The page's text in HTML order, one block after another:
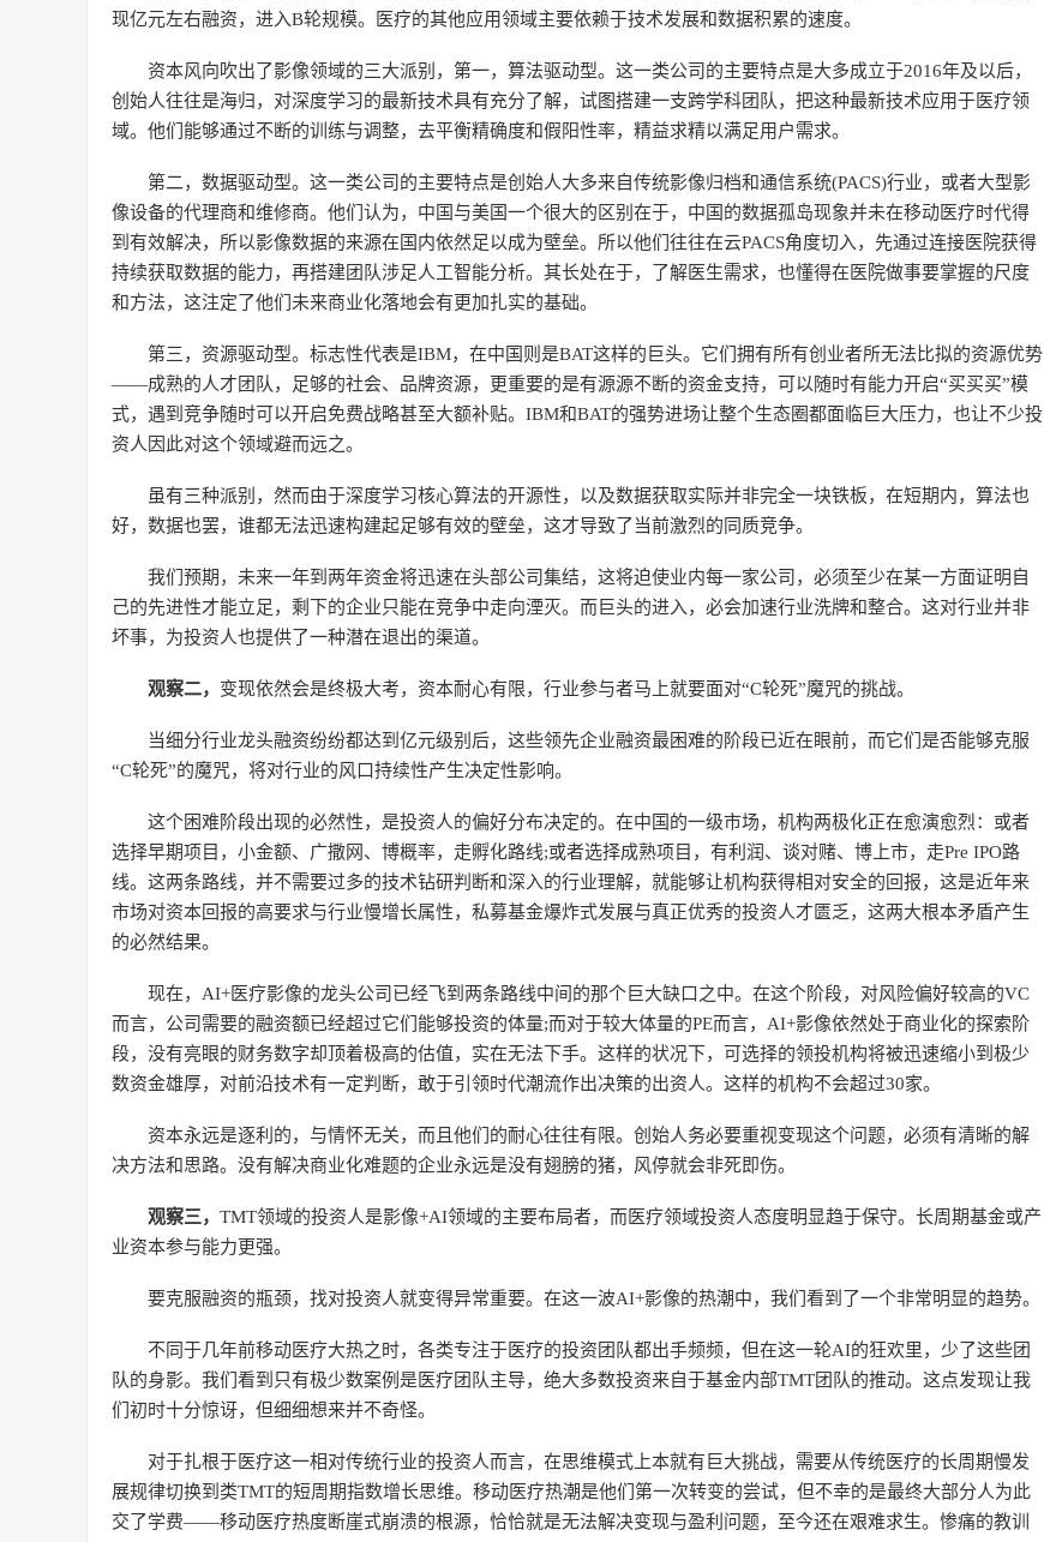
现亿元左右融资，进入B轮规模。医疗的其他应用领域主要依赖于技术发展和数据积累的速度。
资本风向吹出了影像领域的三大派别，第一，算法驱动型。这一类公司的主要特点是大多成立于2016年及以后，
创始人往往是海归，对深度学习的最新技术具有充分了解，试图搭建一支跨学科团队，把这种最新技术应用于医疗领
域。他们能够通过不断的训练与调整，去平衡精确度和假阳性率，精益求精以满足用户需求。
第二，数据驱动型。这一类公司的主要特点是创始人大多来自传统影像归档和通信系统(PACS)行业，或者大型影
像设备的代理商和维修商。他们认为，中国与美国一个很大的区别在于，中国的数据孤岛现象并未在移动医疗时代得
到有效解决，所以影像数据的来源在国内依然足以成为壁垒。所以他们往往在云PACS角度切入，先通过连接医院获得
持续获取数据的能力，再搭建团队涉足人工智能分析。其长处在于，了解医生需求，也懂得在医院做事要掌握的尺度
和方法，这注定了他们未来商业化落地会有更加扎实的基础。
第三，资源驱动型。标志性代表是IBM，在中国则是BAT这样的巨头。它们拥有所有创业者所无法比拟的资源优势
——成熟的人才团队，足够的社会、品牌资源，更重要的是有源源不断的资金支持，可以随时有能力开启“买买买”模
式，遇到竞争随时可以开启免费战略甚至大额补贴。IBM和BAT的强势进场让整个生态圈都面临巨大压力，也让不少投
资人因此对这个领域避而远之。
虽有三种派别，然而由于深度学习核心算法的开源性，以及数据获取实际并非完全一块铁板，在短期内，算法也
好，数据也罢，谁都无法迅速构建起足够有效的壁垒，这才导致了当前激烈的同质竞争。
我们预期，未来一年到两年资金将迅速在头部公司集结，这将迫使业内每一家公司，必须至少在某一方面证明自
己的先进性才能立足，剩下的企业只能在竞争中走向湮灭。而巨头的进入，必会加速行业洗牌和整合。这对行业并非
坏事，为投资人也提供了一种潜在退出的渠道。
观察二， 变现依然会是终极大考，资本耐心有限，行业参与者马上就要面对“C轮死”魔咒的挑战。
当细分行业龙头融资纷纷都达到亿元级别后，这些领先企业融资最困难的阶段已近在眼前，而它们是否能够克服
“C轮死”的魔咒，将对行业的风口持续性产生决定性影响。
这个困难阶段出现的必然性，是投资人的偏好分布决定的。在中国的一级市场，机构两极化正在愈演愈烈：或者
选择早期项目，小金额、广撒网、博概率，走孵化路线;或者选择成熟项目，有利润、谈对赌、博上市，走Pre IPO路
线。这两条路线，并不需要过多的技术钻研判断和深入的行业理解，就能够让机构获得相对安全的回报，这是近年来
市场对资本回报的高要求与行业慢增长属性，私募基金爆炸式发展与真正优秀的投资人才匮乏，这两大根本矛盾产生
的必然结果。
现在，AI+医疗影像的龙头公司已经飞到两条路线中间的那个巨大缺口之中。在这个阶段，对风险偏好较高的VC
而言，公司需要的融资额已经超过它们能够投资的体量;而对于较大体量的PE而言，AI+影像依然处于商业化的探索阶
段，没有亮眼的财务数字却顶着极高的估值，实在无法下手。这样的状况下，可选择的领投机构将被迅速缩小到极少
数资金雄厚，对前沿技术有一定判断，敢于引领时代潮流作出决策的出资人。这样的机构不会超过30家。
资本永远是逐利的，与情怀无关，而且他们的耐心往往有限。创始人务必要重视变现这个问题，必须有清晰的解
决方法和思路。没有解决商业化难题的企业永远是没有翅膀的猪，风停就会非死即伤。
观察三， TMT领域的投资人是影像+AI领域的主要布局者，而医疗领域投资人态度明显趋于保守。长周期基金或产
业资本参与能力更强。
要克服融资的瓶颈，找对投资人就变得异常重要。在这一波AI+影像的热潮中，我们看到了一个非常明显的趋势。
不同于几年前移动医疗大热之时，各类专注于医疗的投资团队都出手频频，但在这一轮AI的狂欢里，少了这些团
队的身影。我们看到只有极少数案例是医疗团队主导，绝大多数投资来自于基金内部TMT团队的推动。这点发现让我
们初时十分惊讶，但细细想来并不奇怪。
对于扎根于医疗这一相对传统行业的投资人而言，在思维模式上本就有巨大挑战，需要从传统医疗的长周期慢发
展规律切换到类TMT的短周期指数增长思维。移动医疗热潮是他们第一次转变的尝试，但不幸的是最终大部分人为此
交了学费——移动医疗热度断崖式崩溃的根源，恰恰就是无法解决变现与盈利问题，至今还在艰难求生。惨痛的教训